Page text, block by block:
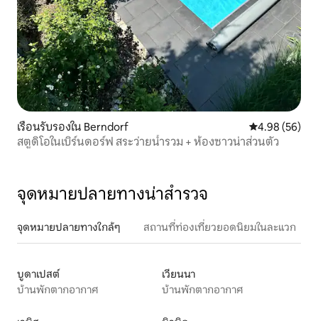
เรือนรับรองใน Berndorf คะแนนเฉลี่ย
4.98 (56)
สตูดิโอในเบิร์นดอร์ฟ สระว่ายน้ำรวม + ห้องซาวน่าส่วนตัว
จุดหมายปลายทางน่าสำรวจ
จุดหมายปลายทางใกล้ๆ สถานที่ท่องเที่ยวยอดนิยมในละแวก
บูดาเปสต์
บ้านพักตากอากาศ
เวียนนา
บ้านพักตากอากาศ